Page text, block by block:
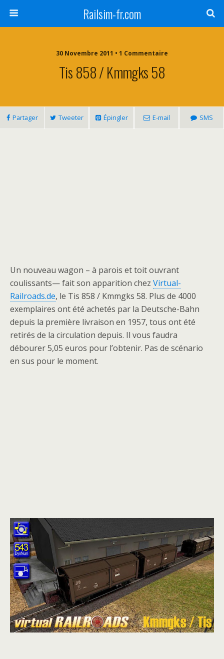
Railsim-fr.com
30 Novembre 2011 • 1 Commentaire
Tis 858 / Kmmgks 58
Partager Tweeter Épingler E-mail SMS
Un nouveau wagon – à parois et toit ouvrant
coulissants— fait son apparition chez Virtual-
Railroads.de, le Tis 858 / Kmmgks 58. Plus de 4000
exemplaires ont été achetés par la Deutsche-Bahn
depuis la première livraison en 1957, tous ont été
retirés de la circulation depuis. Il vous faudra
débourer 5,05 euros pour l’obtenir. Pas de scénario
en sus pour le moment.